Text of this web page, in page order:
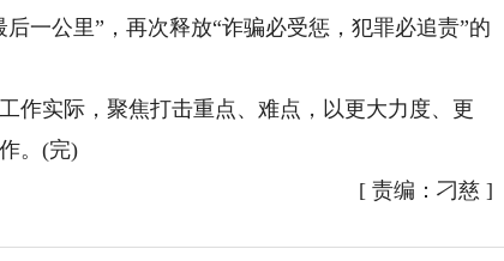
一公里”，再次释放“诈骗必受惩，犯罪必追责”的
实际，聚焦打击重点、难点，以更大力度、更
。(完)
[ 责编：刁慈 ]